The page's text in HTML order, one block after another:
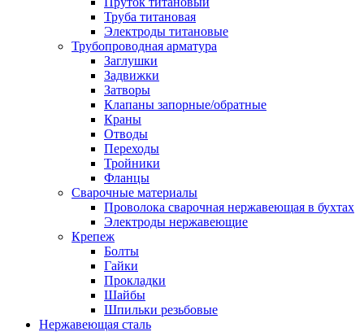
Труба титановая
Электроды титановые
Трубопроводная арматура
Заглушки
Задвижки
Затворы
Клапаны запорные/обратные
Краны
Отводы
Переходы
Тройники
Фланцы
Сварочные материалы
Проволока сварочная нержавеющая в бухтах
Электроды нержавеющие
Крепеж
Болты
Гайки
Прокладки
Шайбы
Шпильки резьбовые
Нержавеющая сталь